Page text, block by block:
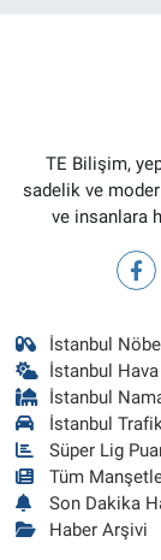
TE Bilişim,
sadelik ve
ve insanlara
İstanbul
İstanbul
İstanbul
İstanbul
Süper Lig
Tüm
Son Dakika
Haber Arşivi